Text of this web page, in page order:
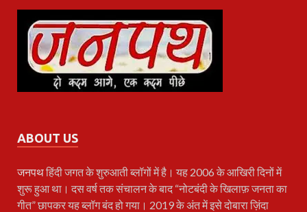
ABOUT US
जनपथहिंदी जगत के शुरुआती ब्लॉगों में है। यह 2006 के आखिरी दिनों में
शुरू हुआ था। दस वर्ष तक संचालन के बाद “नोटबंदी के खिलाफ़ जनता का
गीत” छापकर यह ब्लॉग बंद हो गया। 2019 के अंत में इसे दोबारा ज़िंदा